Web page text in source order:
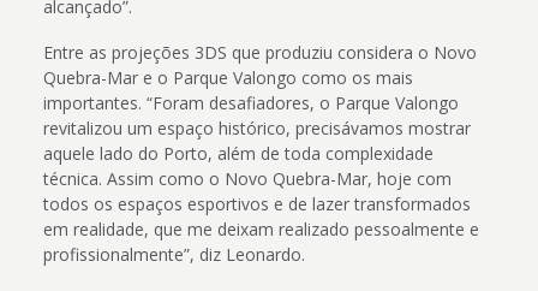
alcançado”.
Entre as projeções 3DS que produziu considera o Novo
Quebra-Mar e o Parque Valongo como os mais
importantes. “Foram desafiadores, o Parque Valongo
revitalizou um espaço histórico, precisávamos mostrar
aquele lado do Porto, além de toda complexidade
técnica. Assim como o Novo Quebra-Mar, hoje com
todos os espaços esportivos e de lazer transformados
em realidade, que me deixam realizado pessoalmente e
profissionalmente”, diz Leonardo.